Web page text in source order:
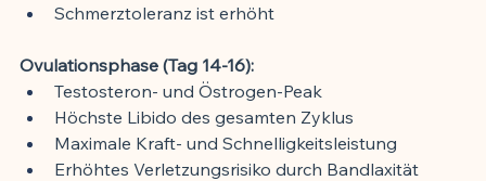
Schmerztoleranz ist erhöht
Ovulationsphase (Tag 14-16):
Testosteron- und Östrogen-Peak
Höchste Libido des gesamten Zyklus
Maximale Kraft- und Schnelligkeitsleistung
Erhöhtes Verletzungsrisiko durch Bandlaxität